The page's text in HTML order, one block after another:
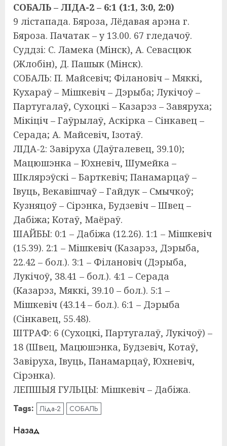
СОБАЛЬ – ЛІДА-2 – 6:1 (1:1, 3:0, 2:0)
9 лістапада. Бяроза, Лёдавая арэна г.
Бяроза. Пачатак – у 13.00. 67 гледачоў.
Суддзі: С. Ламека (Мінск), А. Севасцюк
(Жлобін), Д. Пашык (Мінск).
СОБАЛЬ: П. Майсевіч; Філановіч – Мяккі,
Кухараў – Мішкевіч – Дэрыба; Лукічоў –
Партугалаў, Сухоцкі – Казарэз – Завяруха;
Мікіціч – Гаўрылаў, Аскірка – Сінкавец –
Серада; А. Майсевіч, Ізотаў.
ЛІДА-2: Завіруха (Даўгалевец, 39.10);
Мацюшэнка – Юхневіч, Шумейка –
Шклярэўскі – Барткевіч; Панамарцаў –
Івуць, Векавішчаў – Гайдук – Смычкоў;
Кузняцоў – Сірэнка, Будзевіч – Швец –
Дабіжа; Котаў, Маёраў.
ШАЙБЫ: 0:1 – Дабіжа (12.26). 1:1 – Мішкевіч
(15.39). 2:1 – Мішкевіч (Казарэз, Дэрыба,
22.42 – бол.). 3:1 – Філановіч (Дэрыба,
Лукічоў, 38.41 – бол.). 4:1 – Серада
(Казарэз, Мяккі, 39.10 – бол.). 5:1 –
Мішкевіч (43.14 – бол.). 6:1 – Дэрыба
(Сінкавец, 55.48).
ШТРАФ: 6 (Сухоцкі, Партугалаў, Лукічоў) –
18 (Швец, Мацюшэнка, Будзевіч, Котаў,
Завіруха, Івуць, Панамарцаў, Юхневіч,
Сірэнка).
ЛЕПШЫЯ ГУЛЬЦЫ: Мішкевіч – Дабіжа.
Tags: Ліда-2 СОБАЛЬ
Навигация
Назад